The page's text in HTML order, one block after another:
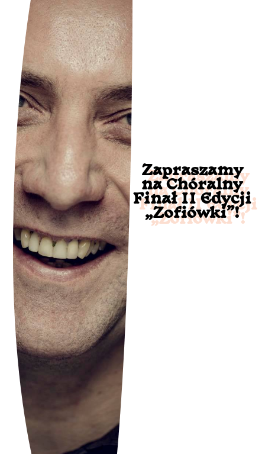
Zapraszamy
na Chóralny
Finał II Edycji
„Zofiówki”!